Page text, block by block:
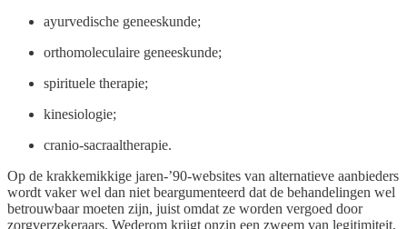
ayurvedische geneeskunde;
orthomoleculaire geneeskunde;
spirituele therapie;
kinesiologie;
cranio-sacraaltherapie.
Op de krakkemikkige jaren-’90-websites van alternatieve aanbieders
wordt vaker wel dan niet beargumenteerd dat de behandelingen wel
betrouwbaar moeten zijn, juist omdat ze worden vergoed door
zorgverzekeraars. Wederom krijgt onzin een zweem van legitimiteit,